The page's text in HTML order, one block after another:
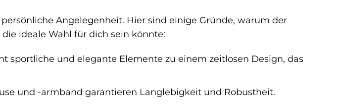
Angelegenheit. Hier sind einige Gründe, warum der
die ideale Wahl für dich sein könnte:
sportliche und elegante Elemente zu einem zeitlosen Design, das
und -armband garantieren Langlebigkeit und Robustheit.